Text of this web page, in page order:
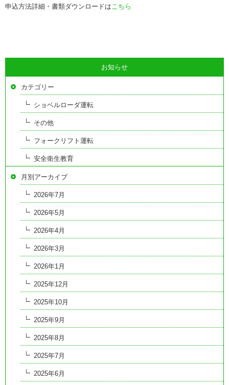
申込方法詳細・書類ダウンロードは こちら
お知らせ
カテゴリー
ショベルローダ運転
その他
フォークリフト運転
安全衛生教育
月別アーカイブ
2026年7月
2026年5月
2026年4月
2026年3月
2026年1月
2025年12月
2025年10月
2025年9月
2025年8月
2025年7月
2025年6月